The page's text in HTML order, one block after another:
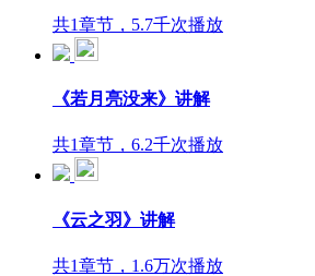
共1章节，5.7千次播放
《若月亮没来》讲解
共1章节，6.2千次播放
《云之羽》讲解
共1章节，1.6万次播放